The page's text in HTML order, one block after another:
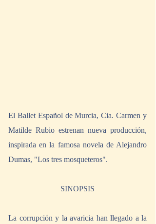
El Ballet Español de Murcia, Cia. Carmen y
Matilde Rubio estrenan nueva producción,
inspirada en la famosa novela de Alejandro
Dumas, "Los tres mosqueteros".
SINOPSIS
La corrupción y la avaricia han llegado a la